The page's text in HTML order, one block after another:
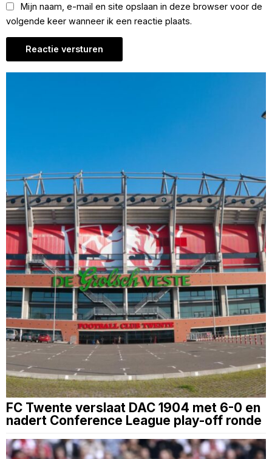
Mijn naam, e-mail en site opslaan in deze browser voor de
volgende keer wanneer ik een reactie plaats.
FC Twente verslaat DAC 1904 met 6-0 en
nadert Conference League play-off ronde